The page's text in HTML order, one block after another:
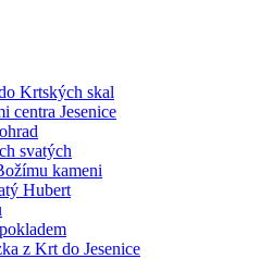
Krtských skal
centra Jesenice
svatých
kameni
Hubert
z Krt do Jesenice